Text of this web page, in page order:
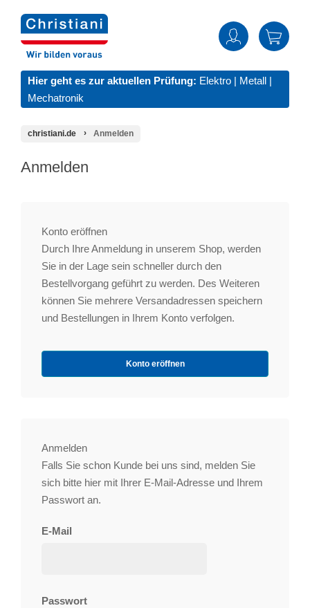
Hier geht es zur aktuellen Prüfung: Elektro | Metall |
Mechatronik
christiani.de Anmelden
Anmelden
Konto eröffnen
Durch Ihre Anmeldung in unserem Shop, werden
Sie in der Lage sein schneller durch den
Bestellvorgang geführt zu werden. Des Weiteren
können Sie mehrere Versandadressen speichern
und Bestellungen in Ihrem Konto verfolgen.
Konto eröffnen
Anmelden
Falls Sie schon Kunde bei uns sind, melden Sie
sich bitte hier mit Ihrer E-Mail-Adresse und Ihrem
Passwort an.
E-Mail
Passwort